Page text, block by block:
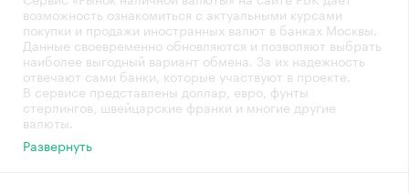
возможность ознакомиться с актуальными курсами
покупки и продажи иностранных валют в банках Москвы.
Данные своевременно обновляются и позволяют выбрать
наиболее выгодный вариант обмена. За их надежность
отвечают сами банки, которые участвуют в проекте.
В сервисе представлены доллар, евро, фунты
стерлингов, швейцарские франки и многие другие
валюты.
Развернуть